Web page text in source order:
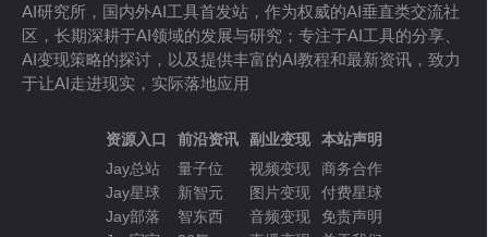
AI研究所，国内外AI工具首发站，作为权威的AI垂直类交流社
区，长期深耕于AI领域的发展与研究；专注于AI工具的分享、
AI变现策略的探讨，以及提供丰富的AI教程和最新资讯，致力
于让AI走进现实，实际落地应用
资源入口
Jay总站
Jay星球
Jay部落
前沿资讯
量子位
新智元
智东西
副业变现
视频变现
图片变现
音频变现
本站声明
商务合作
付费星球
免责声明